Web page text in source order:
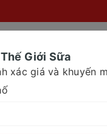
NHU CẦU ĐẶC BIỆT
Giới Sữa
xác giá và khuyến